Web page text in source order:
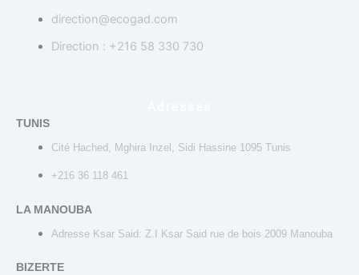
direction@ecogad.com
Direction : +216 58 330 730
TUNIS
Cité Hached, Mghira Inzel, Sidi Hassine 1095 Tunis
+216 36 118 461
LA MANOUBA
Adresse Ksar Said: Z.I Ksar Said rue de bois 2009 Manouba
BIZERTE